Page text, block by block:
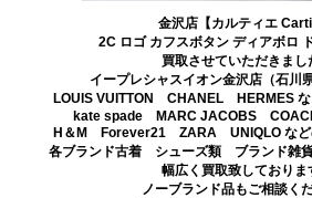
金沢店【カルティエ
2C ロゴ カフスボタン ディアボロ
買取させていただきまし
イープレシャスイオン金沢店（石川
LOUIS VUITTON CHANEL HERMES な
kate spade MARC JACOBS
H＆M Forever21 ZARA UNIQLO など
各ブランド古着 シューズ類 ブランド
幅広く買取致しておりま
ノーブランド品もご相談く